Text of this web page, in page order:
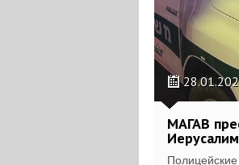
МАГАВ